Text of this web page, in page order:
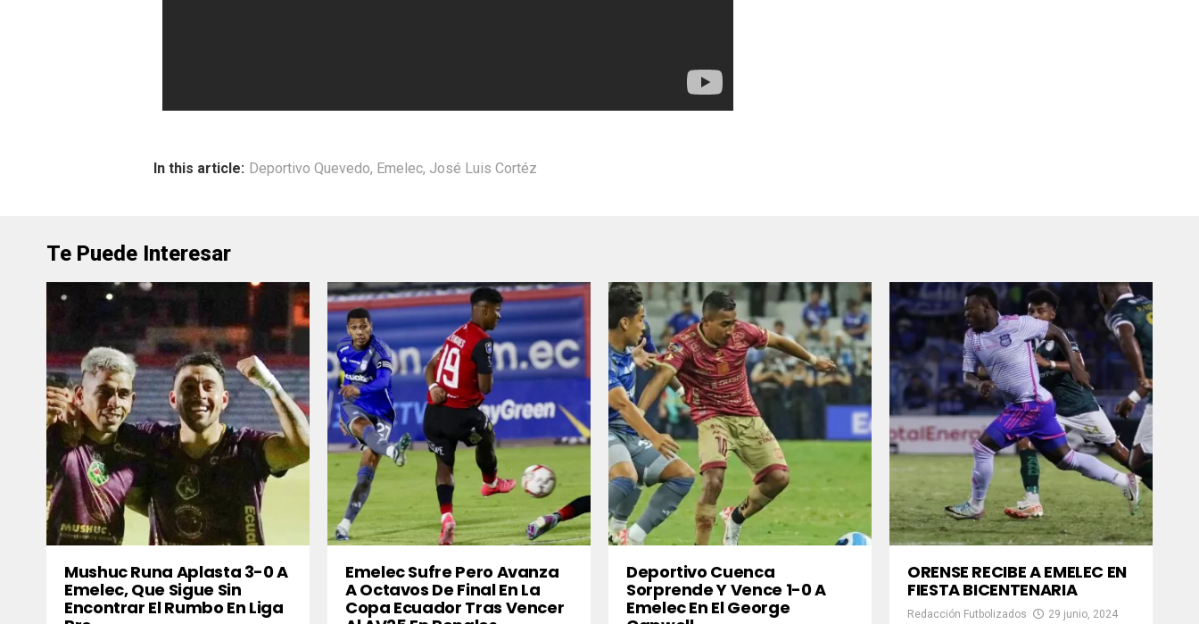
In this article: Deportivo Quevedo, Emelec, José Luis Cortéz
Te Puede Interesar
Mushuc Runa Aplasta 3-0 A
Emelec, Que Sigue Sin
Encontrar El Rumbo En Liga
Emelec Sufre Pero Avanza
A Octavos De Final En La
Copa Ecuador Tras Vencer
Deportivo Cuenca
Sorprende Y Vence 1-0 A
Emelec En El George
ORENSE RECIBE A EMELEC EN
FIESTA BICENTENARIA
Redacción Futbolizados 29 junio, 2024